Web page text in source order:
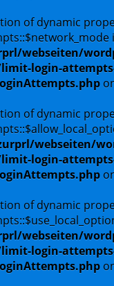
of dynamic
webseiten/
login-
of dynamic
webseiten/
login-
of dynamic
webseiten/
login-